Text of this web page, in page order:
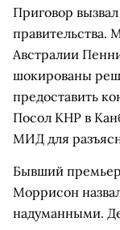
Приговор
правительства.
Австралии
шокированы
предоставить
Посол КНР в
МИД для
Бывший
Моррисон
надуманными.